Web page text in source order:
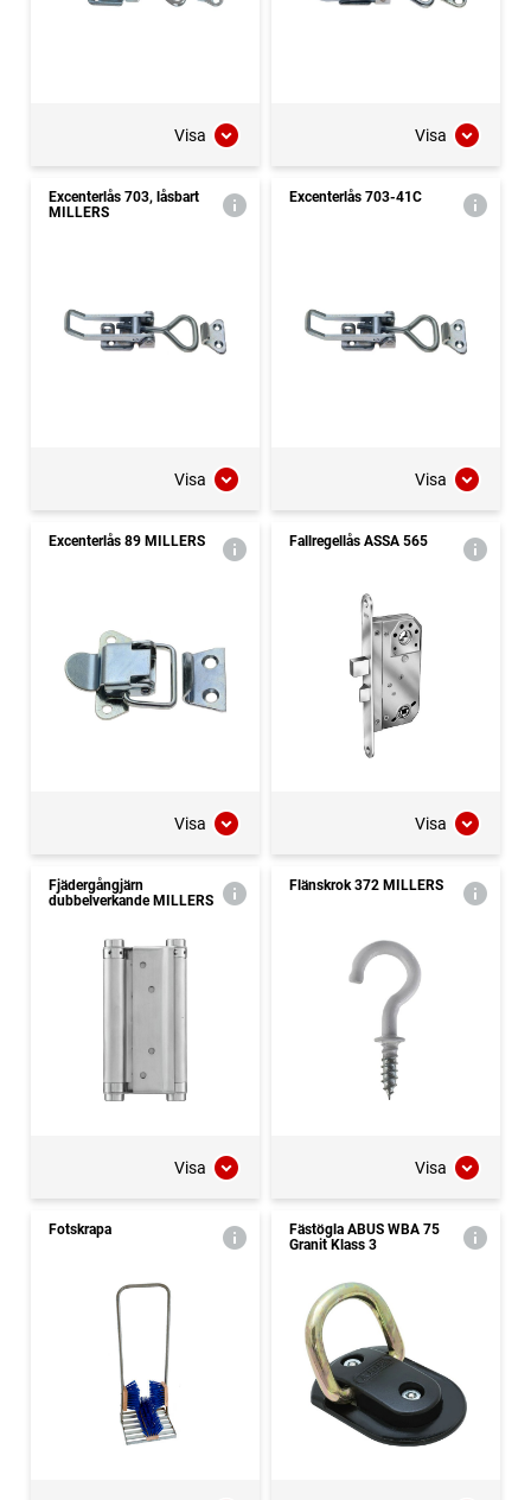
Visa Visa
Excenterlås 703, låsbart
MILLERS
Visa
Excenterlås 703-41C
Visa
Excenterlås 89 MILLERS
Visa
Fallregellås ASSA 565
Visa
Fjädergångjärn
dubbelverkande MILLERS
Visa
Flänskrok 372 MILLERS
Visa
Fotskrapa
Fästögla ABUS WBA 75
Granit Klass 3